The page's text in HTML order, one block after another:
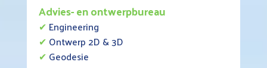
Advies- en ontwerpbureau
✔ Engineering
✔ Ontwerp 2D & 3D
✔ Geodesie